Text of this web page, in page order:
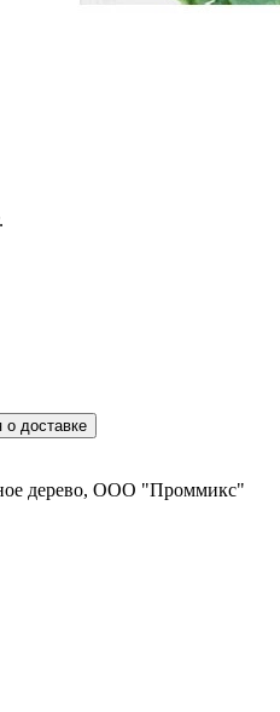
доставке
дерево, ООО "Проммикс"